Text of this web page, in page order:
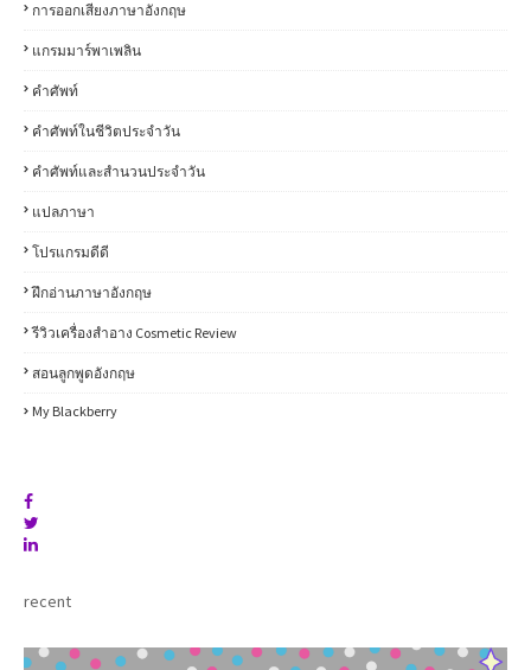
การออกเสียงภาษาอังกฤษ
แกรมมาร์พาเพลิน
คำศัพท์
คำศัพท์ในชีวิตประจำวัน
คำศัพท์และสำนวนประจำวัน
แปลภาษา
โปรแกรมดีดี
ฝึกอ่านภาษาอังกฤษ
รีวิวเครื่องสำอาง Cosmetic Review
สอนลูกพูดอังกฤษ
My Blackberry
recent